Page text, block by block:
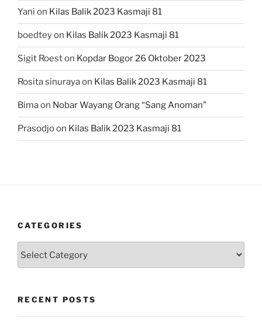
Yani on Kilas Balik 2023 Kasmaji 81
boedteyon Kilas Balik 2023 Kasmaji 81
Sigit Roeston Kopdar Bogor 26 Oktober 2023
Rosita sinurayaon Kilas Balik 2023 Kasmaji 81
Bimaon Nobar Wayang Orang “Sang Anoman”
Prasodjoon Kilas Balik 2023 Kasmaji 81
CATEGORIES
RECENT POSTS